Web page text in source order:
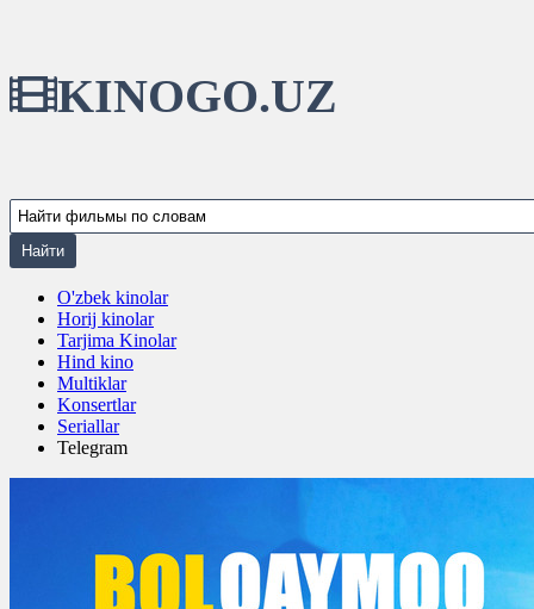
KINOGO.UZ
O'zbek kinolar
Horij kinolar
Tarjima Kinolar
Hind kino
Multiklar
Konsertlar
Seriallar
Telegram